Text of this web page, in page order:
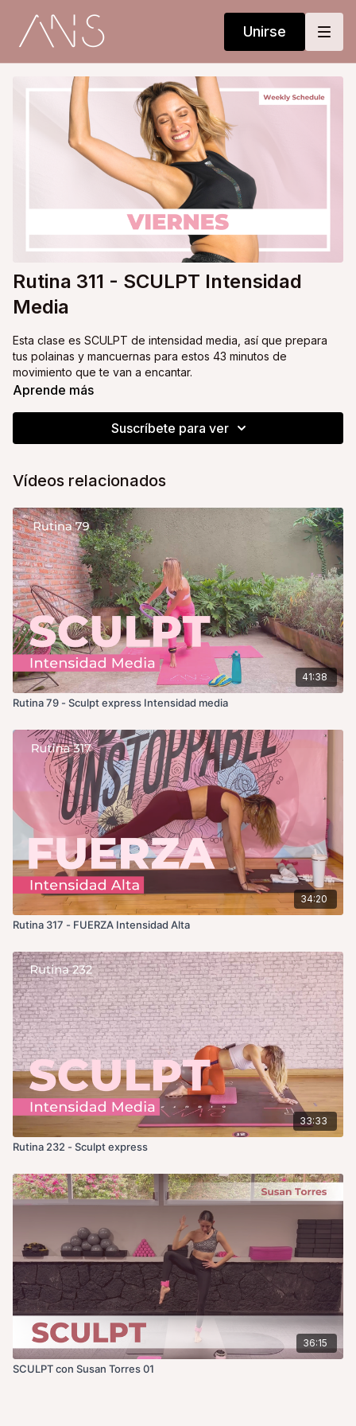
Unirse
Rutina 311 - SCULPT Intensidad
Media
Esta clase es SCULPT de intensidad media, así que prepara
tus polainas y mancuernas para estos 43 minutos de
movimiento que te van a encantar.
https://open.spotify.com/playlist/5AkR7HRAtBMxYhio3PFHjd?
si=79e1dfd621a549e4
Alice
Aprende más
Suscríbete para ver
Vídeos relacionados
41:38
Rutina 79 - Sculpt express Intensidad media
34:20
Rutina 317 - FUERZA Intensidad Alta
33:33
Rutina 232 - Sculpt express
36:15
SCULPT con Susan Torres 01